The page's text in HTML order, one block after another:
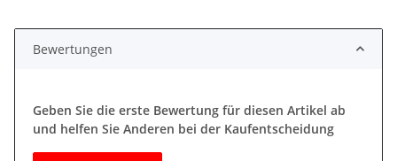
Bewertungen
Geben Sie die erste Bewertung für diesen Artikel ab
und helfen Sie Anderen bei der Kaufentscheidung